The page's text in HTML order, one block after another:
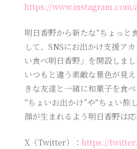
https://www.instagram.com/
明日香野から新たな“ちょっと
して、SNSにお出かけ支援ア
い食べ明日香野」を開設しまし
いつもと違う素敵な景色が見
きな友達と一緒に和菓子を食べ
“ちょいお出かけ”や“ちょい旅
顔が生まれるよう明日香野は応
X（Twitter）： https://